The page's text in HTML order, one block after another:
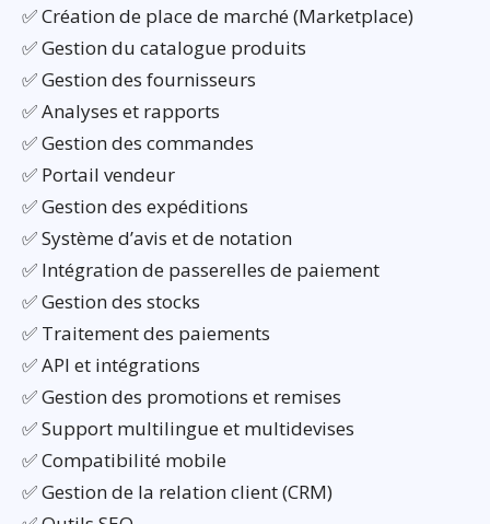
✅ Création de place de marché (Marketplace)
✅ Gestion du catalogue produits
✅ Gestion des fournisseurs
✅ Analyses et rapports
✅ Gestion des commandes
✅ Portail vendeur
✅ Gestion des expéditions
✅ Système d’avis et de notation
✅ Intégration de passerelles de paiement
✅ Gestion des stocks
✅ Traitement des paiements
✅ API et intégrations
✅ Gestion des promotions et remises
✅ Support multilingue et multidevises
✅ Compatibilité mobile
✅ Gestion de la relation client (CRM)